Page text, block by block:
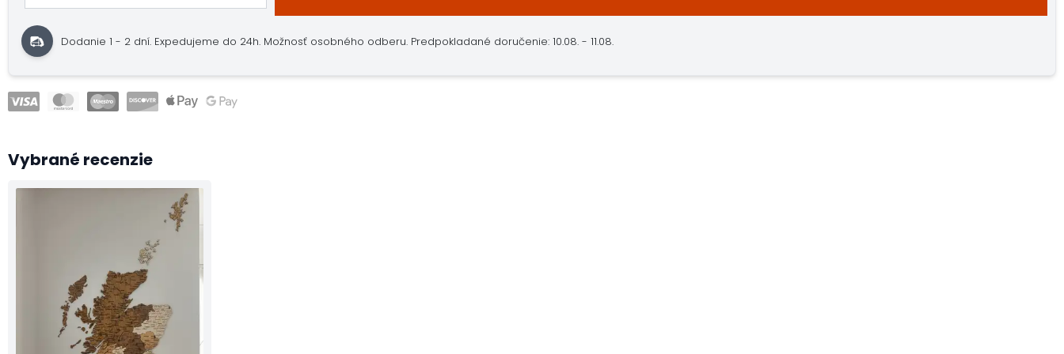
Dodanie 1 - 2 dní. Expedujeme do 24h. Možnosť osobného odberu. Predpokladané doručenie: 10.08. - 11.08.
Vybrané recenzie